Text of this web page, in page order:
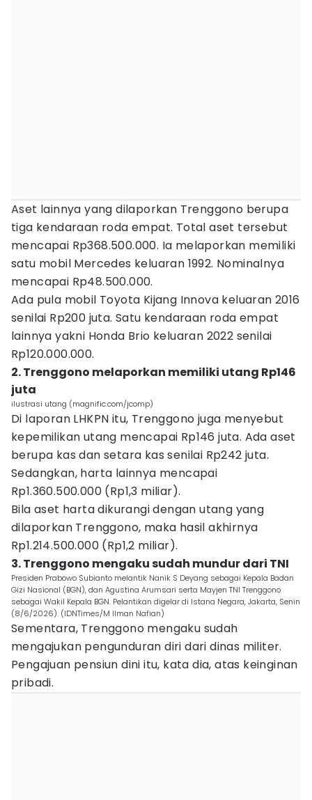
Aset lainnya yang dilaporkan Trenggono berupa
tiga kendaraan roda empat. Total aset tersebut
mencapai Rp368.500.000. Ia melaporkan memiliki
satu mobil Mercedes keluaran 1992. Nominalnya
mencapai Rp48.500.000.
Ada pula mobil Toyota Kijang Innova keluaran 2016
senilai Rp200 juta. Satu kendaraan roda empat
lainnya yakni Honda Brio keluaran 2022 senilai
Rp120.000.000.
2. Trenggono melaporkan memiliki utang Rp146
juta
ilustrasi utang (magnific.com/jcomp)
Di laporan LHKPN itu, Trenggono juga menyebut
kepemilikan utang mencapai Rp146 juta. Ada aset
berupa kas dan setara kas senilai Rp242 juta.
Sedangkan, harta lainnya mencapai
Rp1.360.500.000 (Rp1,3 miliar).
Bila aset harta dikurangi dengan utang yang
dilaporkan Trenggono, maka hasil akhirnya
Rp1.214.500.000 (Rp1,2 miliar).
3. Trenggono mengaku sudah mundur dari TNI
Presiden Prabowo Subianto melantik Nanik S Deyang sebagai Kepala Badan
Gizi Nasional (BGN), dan Agustina Arumsari serta Mayjen TNI Trenggono
sebagai Wakil Kepala BGN. Pelantikan digelar di Istana Negara, Jakarta, Senin
(8/6/2026). (IDNTimes/M Ilman Nafian)
Sementara, Trenggono mengaku sudah
mengajukan pengunduran diri dari dinas militer.
Pengajuan pensiun dini itu, kata dia, atas keinginan
pribadi.